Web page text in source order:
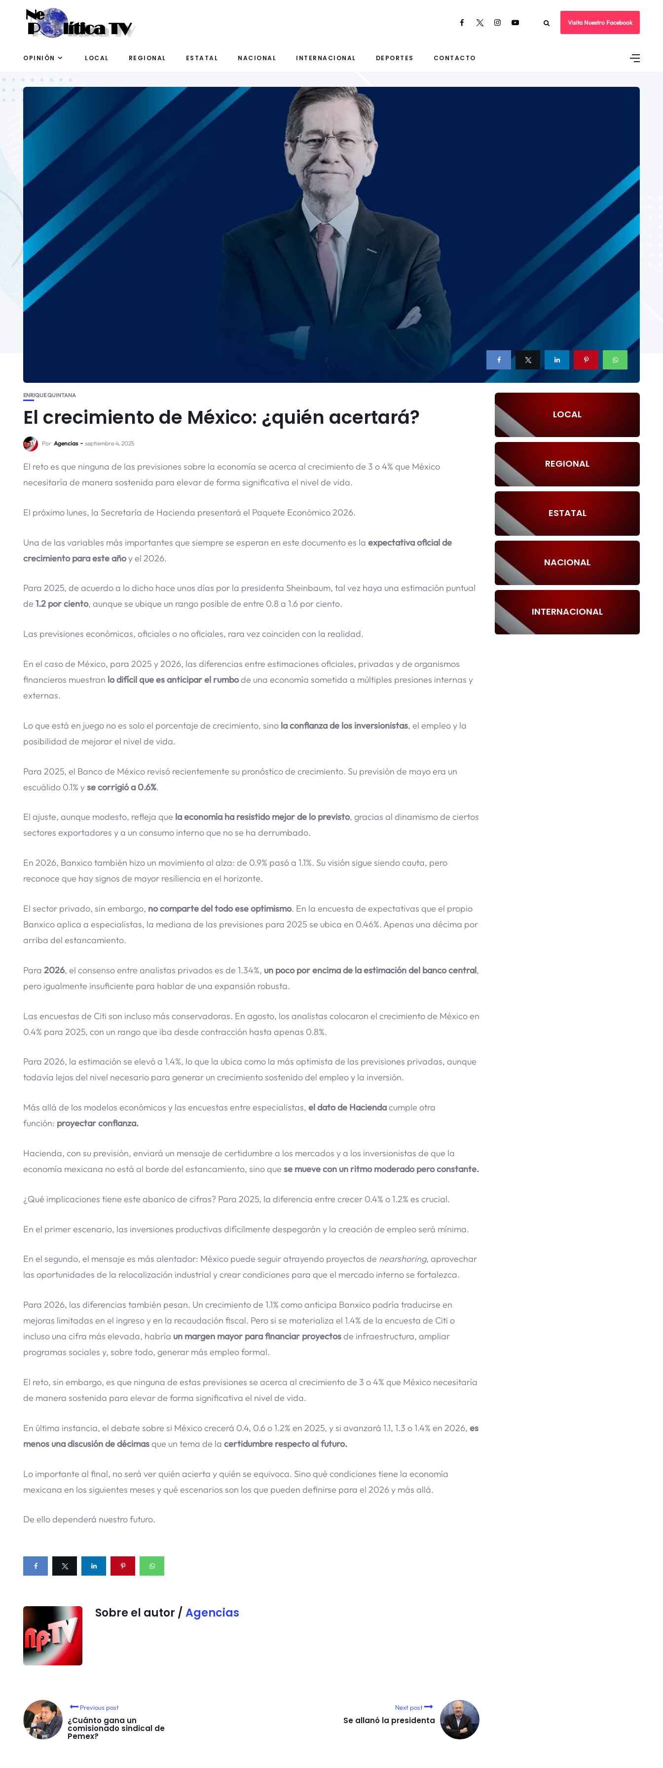
Visita Nuestro Facebook
OPINIÓN LOCAL REGIONAL ESTATAL NACIONAL INTERNACIONAL DEPORTES CONTACTO
ENRIQUE QUINTANA
El crecimiento de México: ¿quién acertará?
Por Agencias septiembre 4, 2025
El reto es que ninguna de las previsiones sobre la economía se acerca al crecimiento de 3 o 4% que México
necesitaría de manera sostenida para elevar de forma significativa el nivel de vida.
El próximo lunes, la Secretaría de Hacienda presentará el Paquete Económico 2026.
Una de las variables más importantes que siempre se esperan en este documento es la expectativa oficial de
crecimiento para este añoy el 2026.
Para 2025, de acuerdo a lo dicho hace unos días por la presidenta Sheinbaum, tal vez haya una estimación puntual
de 1.2 por ciento, aunque se ubique un rango posible de entre 0.8 a 1.6 por ciento.
Las previsiones económicas, oficiales o no oficiales, rara vez coinciden con la realidad.
En el caso de México, para 2025 y 2026, las diferencias entre estimaciones oficiales, privadas y de organismos
financieros muestran lo difícil que es anticipar el rumbode una economía sometida a múltiples presiones internas y
externas.
Lo que está en juego no es solo el porcentaje de crecimiento, sino la confianza de los inversionistas, el empleo y la
posibilidad de mejorar el nivel de vida.
Para 2025, el Banco de México revisó recientemente su pronóstico de crecimiento. Su previsión de mayo era un
escuálido 0.1% yse corrigió a 0.6%.
El ajuste, aunque modesto, refleja que la economía ha resistido mejor de lo previsto, gracias al dinamismo de ciertos
sectores exportadores y a un consumo interno que no se ha derrumbado.
En 2026, Banxico también hizo un movimiento al alza: de 0.9% pasó a 1.1%. Su visión sigue siendo cauta, pero
reconoce que hay signos de mayor resiliencia en el horizonte.
El sector privado, sin embargo, no comparte del todo ese optimismo. En la encuesta de expectativas que el propio
Banxico aplica a especialistas, la mediana de las previsiones para 2025 se ubica en 0.46%. Apenas una décima por
arriba del estancamiento.
Para 2026, el consenso entre analistas privados es de 1.34%, un poco por encima de la estimación del banco central,
pero igualmente insuficiente para hablar de una expansión robusta.
Las encuestas de Citi son incluso más conservadoras. En agosto, los analistas colocaron el crecimiento de México en
0.4% para 2025, con un rango que iba desde contracción hasta apenas 0.8%.
Para 2026, la estimación se elevó a 1.4%, lo que la ubica como la más optimista de las previsiones privadas, aunque
todavía lejos del nivel necesario para generar un crecimiento sostenido del empleo y la inversión.
Más allá de los modelos económicos y las encuestas entre especialistas, el dato de Haciendacumple otra
función: proyectar confianza.
Hacienda, con su previsión, enviará un mensaje de certidumbre a los mercados y a los inversionistas de que la
economía mexicana no está al borde del estancamiento, sino que se mueve con un ritmo moderado pero constante.
¿Qué implicaciones tiene este abanico de cifras? Para 2025, la diferencia entre crecer 0.4% o 1.2% es crucial.
En el primer escenario, las inversiones productivas difícilmente despegarán y la creación de empleo será mínima.
En el segundo, el mensaje es más alentador: México puede seguir atrayendo proyectos de nearshoring, aprovechar
las oportunidades de la relocalización industrial y crear condiciones para que el mercado interno se fortalezca.
Para 2026, las diferencias también pesan. Un crecimiento de 1.1% como anticipa Banxico podría traducirse en
mejoras limitadas en el ingreso y en la recaudación fiscal. Pero si se materializa el 1.4% de la encuesta de Citi o
incluso una cifra más elevada, habría un margen mayor para financiar proyectosde infraestructura, ampliar
programas sociales y, sobre todo, generar más empleo formal.
El reto, sin embargo, es que ninguna de estas previsiones se acerca al crecimiento de 3 o 4% que México necesitaría
de manera sostenida para elevar de forma significativa el nivel de vida.
En última instancia, el debate sobre si México crecerá 0.4, 0.6 o 1.2% en 2025, y si avanzará 1.1, 1.3 o 1.4% en 2026, es
menos una discusión de décimasque un tema de la certidumbre respecto al futuro.
Lo importante al final, no será ver quién acierta y quién se equivoca. Sino qué condiciones tiene la economía
mexicana en los siguientes meses y qué escenarios son los que pueden definirse para el 2026 y más allá.
De ello dependerá nuestro futuro.
Sobre el autor / Agencias
Previous post
¿Cuánto gana un
comisionado sindical de
Pemex?
Next post
Se allanó la presidenta
LOCAL
REGIONAL
ESTATAL
NACIONAL
INTERNACIONAL